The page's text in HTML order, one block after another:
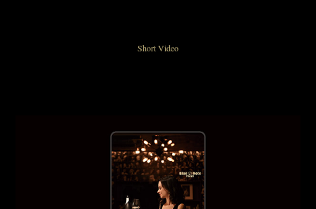
Short Video